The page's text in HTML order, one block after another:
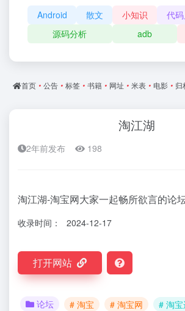
Android 散文 小知识 代
源码分析
adb
首页 • 公告 • 标签 • 书籍 • 网址 • 米表 • 电影 • 归
淘江湖
2年前发布 198
淘江湖-淘宝网大家一起畅所欲言的论
收录时间： 2024-12-17
打开网站
论坛 # 淘宝 # 淘宝网
# 淘